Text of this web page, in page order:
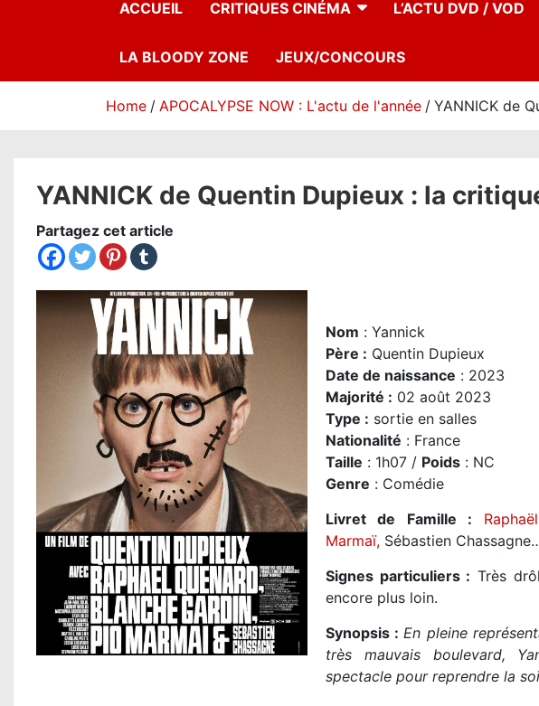
ACCUEIL CRITIQUES CINÉMA L’ACTU DVD / VOD
LA BLOODY ZONE JEUX/CONCOURS
Home APOCALYPSE NOW : L'actu de l'année YANNICK de
YANNICK de Quentin Dupieux : la
Partagez cet article
Nom : Yannick
Père : Quentin Dupieux
Date de naissance : 2023
Majorité : 02 août 2023
Type : sortie en salles
Nationalité : France
Taille : 1h07 / Poids : NC
Genre : Comédie
Livret de Famille :
Marmaï, Sébastien
Signes particuliers : Très
encore plus loin.
Synopsis : En pleine
très mauvais boulevard,
spectacle pour reprendre la